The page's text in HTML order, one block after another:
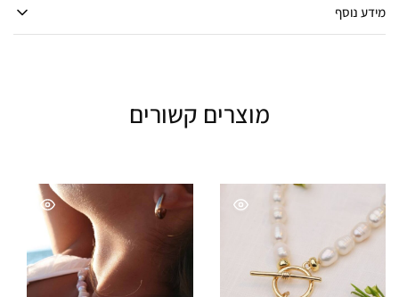
מידע נוסף
מוצרים קשורים